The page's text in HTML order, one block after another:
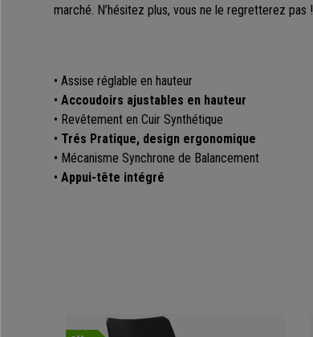
marché. N’hésitez plus, vous ne le regretterez pas !
• Assise réglable en hauteur
• Accoudoirs ajustables en hauteur
• Revêtement en Cuir Synthétique
• Trés Pratique, design ergonomique
• Mécanisme Synchrone de Balancement
• Appui-tête intégré